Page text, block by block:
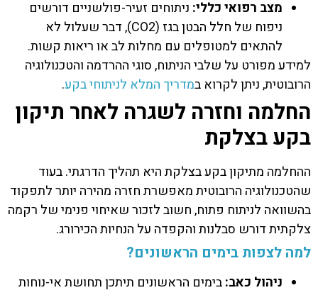
מצב רפואי כללי: ניתוחים זעיר-פולשניים דורשים
ניפוח של חלל הבטן בגז (CO2), דבר שעלול לא
להתאים למטופלים עם מחלות לב או ריאות קשות.
למידע מפורט על שלבי הניתוח, סוגי ההרדמה והטכנולוגיה
הרובוטית, ניתן לקרוא במדריך המלא לניתוחי בקע.
החלמה וחזרה לשגרה לאחר תיקון
בקע בצלקת
ההחלמה מתיקון בקע בצלקת היא תהליך הדרגתי. בעוד
שהטכנולוגיה הרובוטית מאפשרת חזרה מהירה יותר לתפקוד
בהשוואה לניתוח פתוח, חשוב לזכור שאיחוי פנימי של רקמה
צלקתית דורש סבלנות והקפדה על הנחיות הכירורג.
למה לצפות בימים הראשונים?
ניהול כאב:בימים הראשונים תיתכן תחושת אי-נוחות